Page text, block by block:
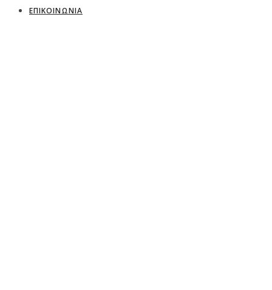
ΕΠΙΚΟΙΝΩΝΙΑ